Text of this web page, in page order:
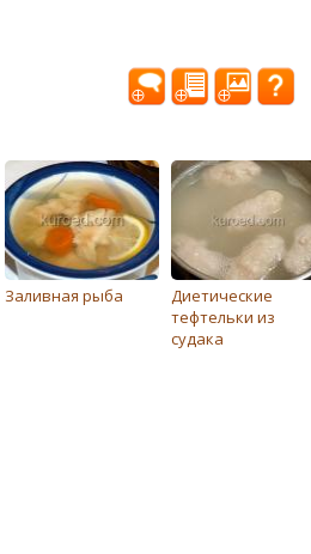
Заливная рыба
Диетические
тефтельки из
судака